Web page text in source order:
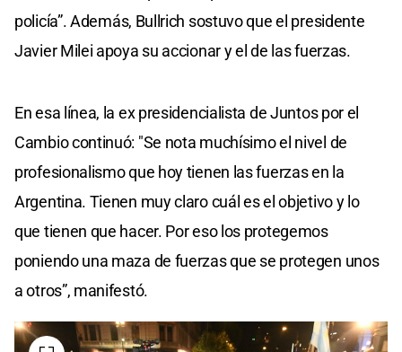
policía”. Además, Bullrich sostuvo que el presidente
Javier Milei apoya su accionar y el de las fuerzas.
En esa línea, la ex presidencialista de Juntos por el
Cambio continuó: "Se nota muchísimo el nivel de
profesionalismo que hoy tienen las fuerzas en la
Argentina. Tienen muy claro cuál es el objetivo y lo
que tienen que hacer. Por eso los protegemos
poniendo una maza de fuerzas que se protegen unos
a otros”, manifestó.